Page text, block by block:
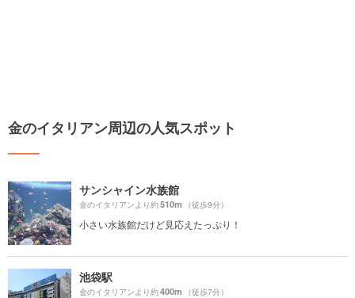
金のイタリアン周辺の人気スポット
サンシャイン水族館
金のイタリアンより約510m （徒歩9分）
小さい水族館だけど見応えたっぷり！
池袋駅
金のイタリアンより約400m （徒歩7分）